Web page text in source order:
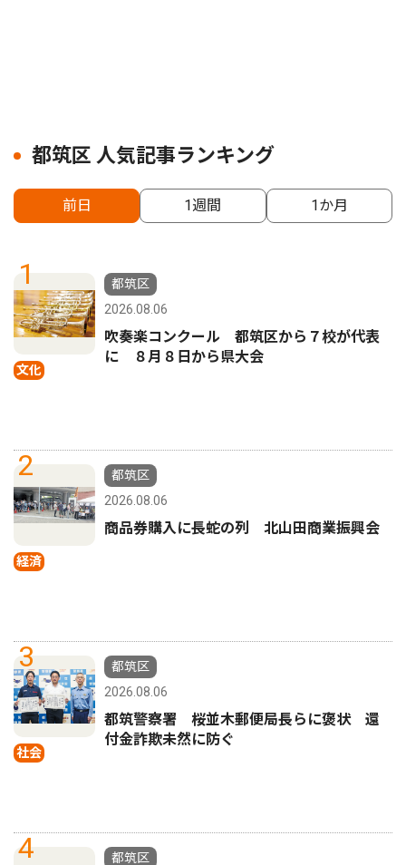
都筑区 人気記事ランキング
前日 1週間 1か月
1
文化
都筑区
2026.08.06
吹奏楽コンクール 都筑区から７校が代表
に ８月８日から県大会
2
経済
都筑区
2026.08.06
商品券購入に長蛇の列 北山田商業振興会
3
社会
都筑区
2026.08.06
都筑警察署 桜並木郵便局長らに褒状 還
付金詐欺未然に防ぐ
4 都筑区